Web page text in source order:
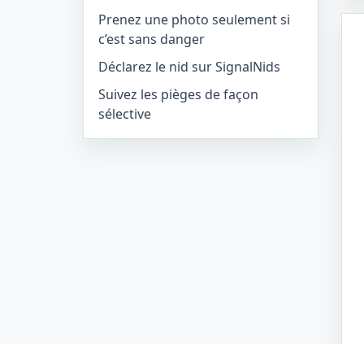
Prenez une photo seulement si
c’est sans danger
Déclarez le nid sur SignalNids
Suivez les pièges de façon
sélective